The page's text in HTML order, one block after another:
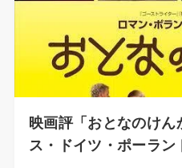
映画評「おとなのけ
ス・ドイツ・ポーラン